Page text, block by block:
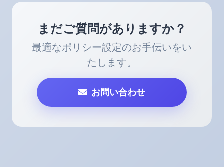
まだご質問がありますか？
最適なポリシー設定のお手伝いをい
たします。
お問い合わせ